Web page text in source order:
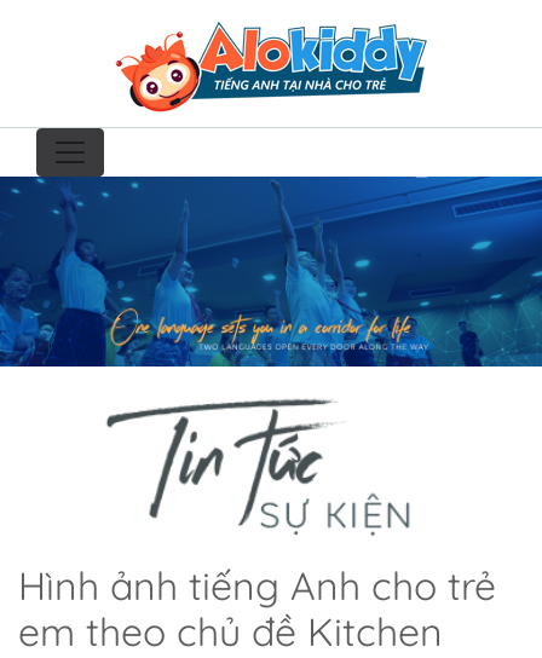
Hình ảnh tiếng Anh cho trẻ
em theo chủ đề Kitchen